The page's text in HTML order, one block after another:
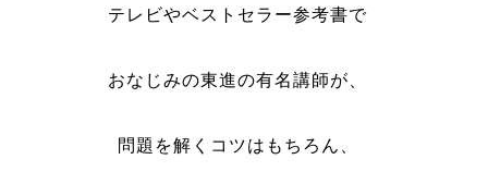
テレビやベストセラー参考書で
おなじみの東進の有名講師が、
問題を解くコツはもちろん、